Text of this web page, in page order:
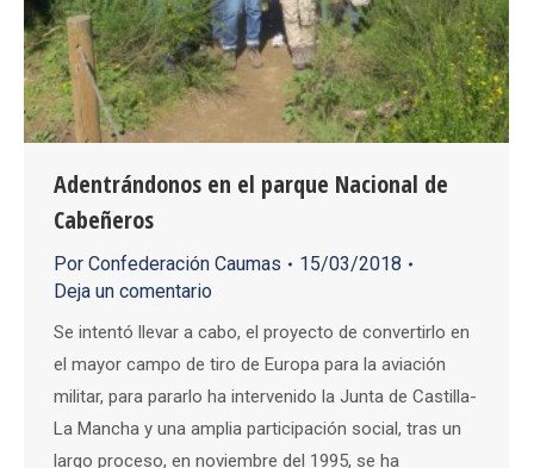
Adentrándonos en el parque Nacional de
Cabeñeros
Por Confederación Caumas
15/03/2018
Deja un comentario
Se intentó llevar a cabo, el proyecto de convertirlo en
el mayor campo de tiro de Europa para la aviación
militar, para pararlo ha intervenido la Junta de Castilla-
La Mancha y una amplia participación social, tras un
largo proceso, en noviembre del 1995, se ha